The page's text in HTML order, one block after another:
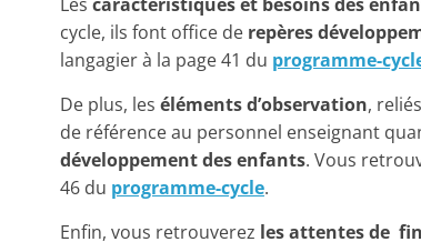
Les caractéristiques et besoins des
cycle, ils font office de repères
langagier à la page 41 du programme-
De plus, les éléments d’observation,
de référence au personnel enseignant
développement des enfants. Vous
46 du programme-cycle.
Enfin, vous retrouverez les attentes de